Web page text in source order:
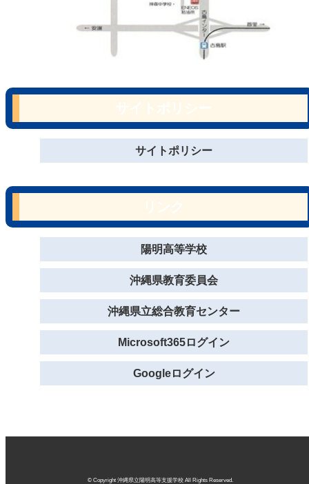
サイトポリシー
陽明高等学校
沖縄県教育委員会
沖縄県立総合教育センター
Microsoft365ログイン
Googleログイン
© Copyright 沖縄県立陽明高等支援学校 All Rights Reserved.